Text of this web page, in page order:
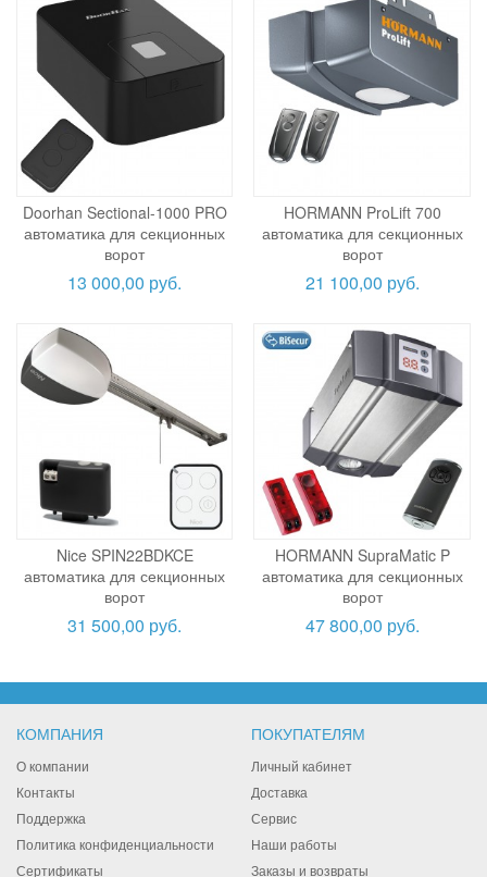
Doorhan Sectional-1000 PRO
автоматика для секционных
ворот
13 000,00 руб.
HORMANN ProLift 700
автоматика для секционных
ворот
21 100,00 руб.
Nice SPIN22BDKCE
автоматика для секционных
ворот
31 500,00 руб.
HORMANN SupraMatic P
автоматика для секционных
ворот
47 800,00 руб.
КОМПАНИЯ
О компании
Контакты
Поддержка
Политика конфиденциальности
Сертификаты
ПОКУПАТЕЛЯМ
Личный кабинет
Доставка
Сервис
Наши работы
Заказы и возвраты